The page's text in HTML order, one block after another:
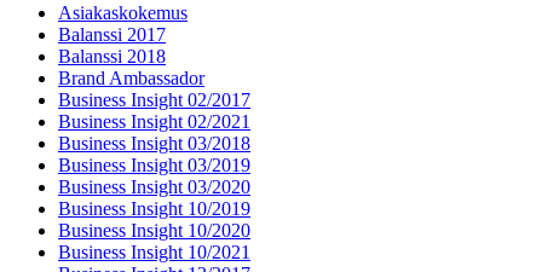
Asiakaskokemus
Balanssi 2017
Balanssi 2018
Brand Ambassador
Business Insight 02/2017
Business Insight 02/2021
Business Insight 03/2018
Business Insight 03/2019
Business Insight 03/2020
Business Insight 10/2019
Business Insight 10/2020
Business Insight 10/2021